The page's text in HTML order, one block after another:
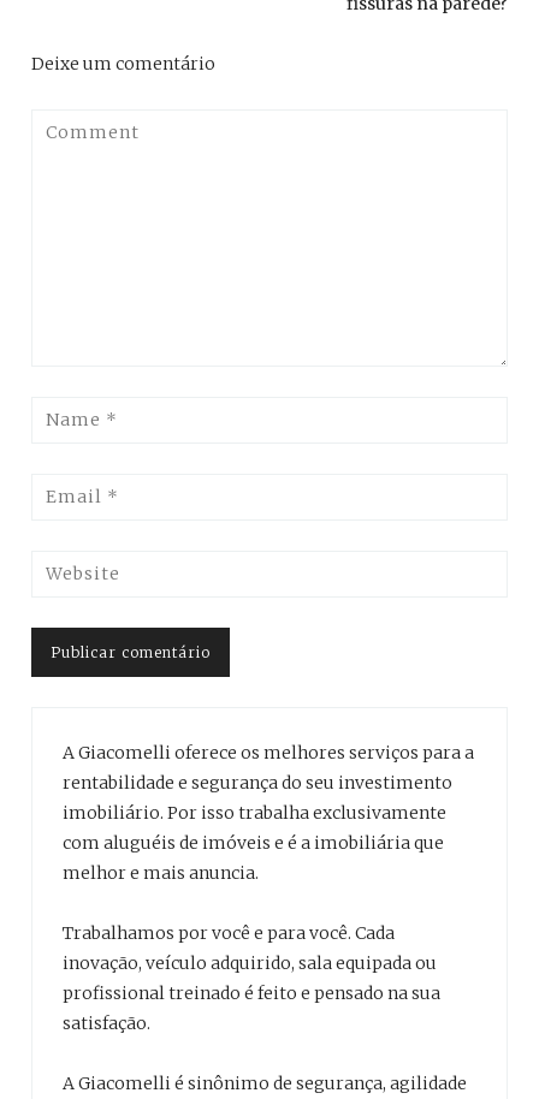
Deixe um comentário
A Giacomelli oferece os melhores serviços para a
rentabilidade e segurança do seu investimento
imobiliário. Por isso trabalha exclusivamente
com aluguéis de imóveis e é a imobiliária que
melhor e mais anuncia.
Trabalhamos por você e para você. Cada
inovação, veículo adquirido, sala equipada ou
profissional treinado é feito e pensado na sua
satisfação.
A Giacomelli é sinônimo de segurança, agilidade